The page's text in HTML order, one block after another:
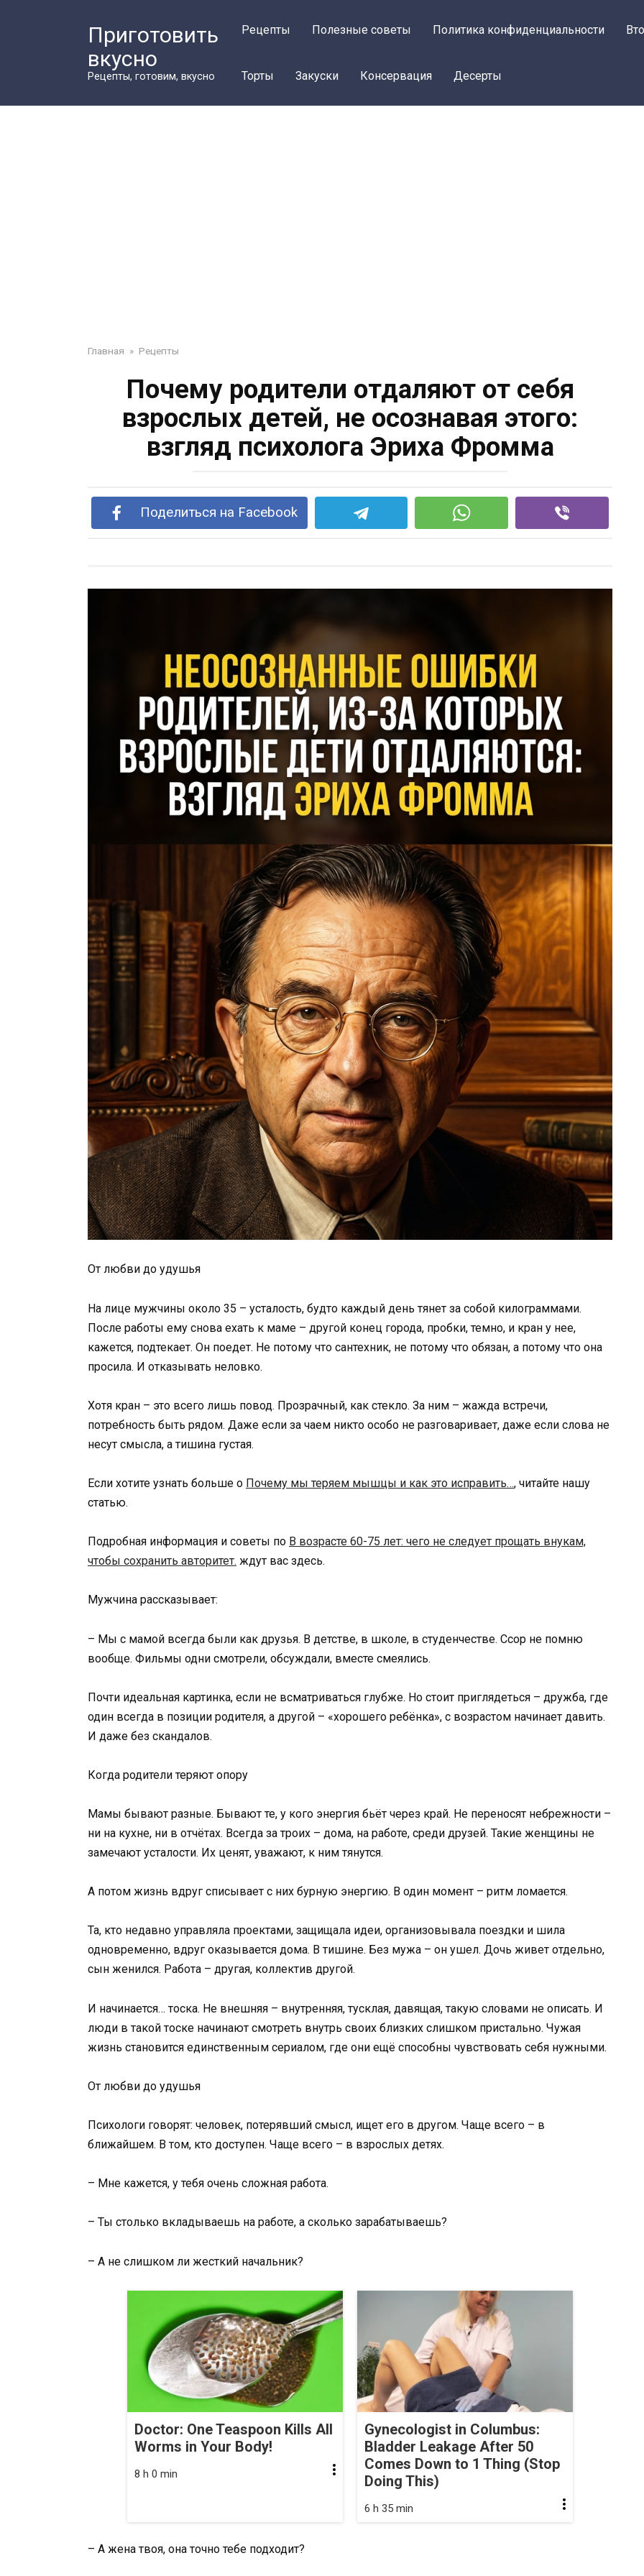
Приготовить
вкусно
Рецепты, готовим, вкусно
Рецепты Полезные советы Политика конфиденциальности
Торты Закуски Консервация Десерты
Главная » Рецепты
Почему родители отдаляют от себя
взрослых детей, не осознавая этого:
взгляд психолога Эриха Фромма
Поделиться на Facebook
От любви до удушья
На лице мужчины около 35 – усталость, будто каждый день тянет за собой килограммами.
После работы ему снова ехать к маме – другой конец города, пробки, темно, и кран у нее,
кажется, подтекает. Он поедет. Не потому что сантехник, не потому что обязан, а потому что она
просила. И отказывать неловко.
Хотя кран – это всего лишь повод. Прозрачный, как стекло. За ним – жажда встречи,
потребность быть рядом. Даже если за чаем никто особо не разговаривает, даже если слова не
несут смысла, а тишина густая.
Если хотите узнать больше о Почему мы теряем мышцы и как это исправить…, читайте нашу
статью.
Подробная информация и советы по В возрасте 60-75 лет: чего не следует прощать внукам,
чтобы сохранить авторитет. ждут вас здесь.
Мужчина рассказывает:
– Мы с мамой всегда были как друзья. В детстве, в школе, в студенчестве. Ссор не помню
вообще. Фильмы одни смотрели, обсуждали, вместе смеялись.
Почти идеальная картинка, если не всматриваться глубже. Но стоит приглядеться – дружба, где
один всегда в позиции родителя, а другой – «хорошего ребёнка», с возрастом начинает давить.
И даже без скандалов.
Когда родители теряют опору
Мамы бывают разные. Бывают те, у кого энергия бьёт через край. Не переносят небрежности –
ни на кухне, ни в отчётах. Всегда за троих – дома, на работе, среди друзей. Такие женщины не
замечают усталости. Их ценят, уважают, к ним тянутся.
А потом жизнь вдруг списывает с них бурную энергию. В один момент – ритм ломается.
Та, кто недавно управляла проектами, защищала идеи, организовывала поездки и шила
одновременно, вдруг оказывается дома. В тишине. Без мужа – он ушел. Дочь живет отдельно,
сын женился. Работа – другая, коллектив другой.
И начинается… тоска. Не внешняя – внутренняя, тусклая, давящая, такую словами не описать. И
люди в такой тоске начинают смотреть внутрь своих близких слишком пристально. Чужая
жизнь становится единственным сериалом, где они ещё способны чувствовать себя нужными.
От любви до удушья
Психологи говорят: человек, потерявший смысл, ищет его в другом. Чаще всего – в
ближайшем. В том, кто доступен. Чаще всего – в взрослых детях.
– Мне кажется, у тебя очень сложная работа.
– Ты столько вкладываешь на работе, а сколько зарабатываешь?
– А не слишком ли жесткий начальник?
Doctor: One Teaspoon Kills All
Worms in Your Body!
8 h 0 min
Gynecologist in Columbus:
Bladder Leakage After 50
Comes Down to 1 Thing (Stop
Doing This)
6 h 35 min
– А жена твоя, она точно тебе подходит?